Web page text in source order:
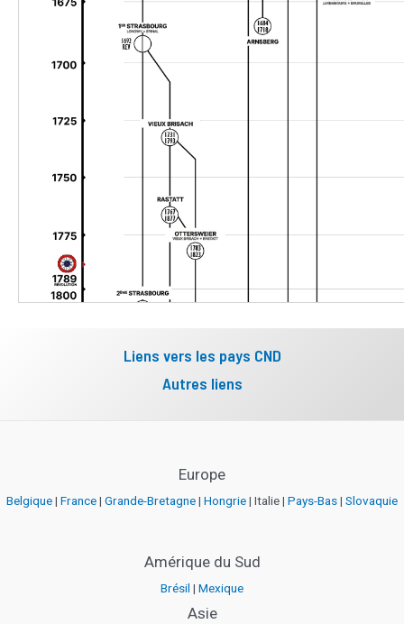
Liens vers les pays CND
Autres liens
Europe
Belgique| France| Grande-Bretagne| Hongrie| Italie | Pays-Bas| Slovaquie
Amérique du Sud
Brésil | Mexique
Asie